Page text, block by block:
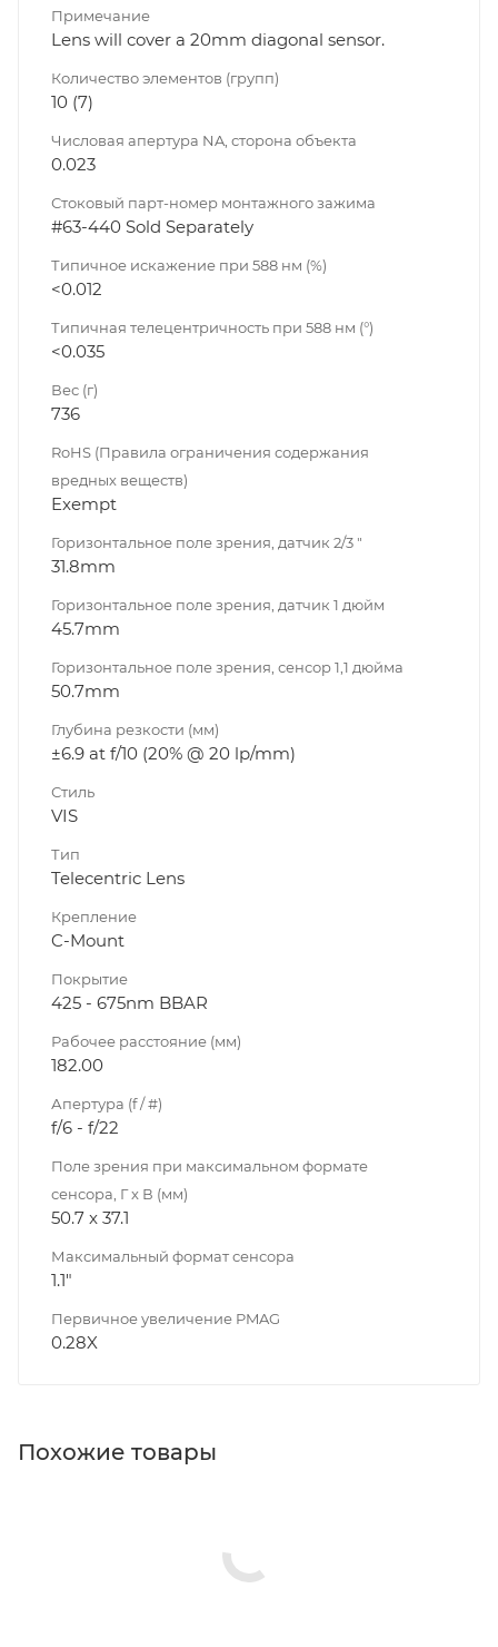
Примечание
Lens will cover a 20mm diagonal sensor.
Количество элементов (групп)
10 (7)
Числовая апертура NA, сторона объекта
0.023
Стоковый парт-номер монтажного зажима
#63-440 Sold Separately
Типичное искажение при 588 нм (%)
<0.012
Типичная телецентричность при 588 нм (°)
<0.035
Вес (г)
736
RoHS (Правила ограничения содержания
вредных веществ)
Exempt
Горизонтальное поле зрения, датчик 2/3 "
31.8mm
Горизонтальное поле зрения, датчик 1 дюйм
45.7mm
Горизонтальное поле зрения, сенсор 1,1 дюйма
50.7mm
Глубина резкости (мм)
±6.9 at f/10 (20% @ 20 lp/mm)
Стиль
VIS
Тип
Telecentric Lens
Крепление
C-Mount
Покрытие
425 - 675nm BBAR
Рабочее расстояние (мм)
182.00
Апертура (f / #)
f/6 - f/22
Поле зрения при максимальном формате
сенсора, Г x В (мм)
50.7 x 37.1
Максимальный формат сенсора
1.1"
Первичное увеличение PMAG
0.28X
Похожие товары